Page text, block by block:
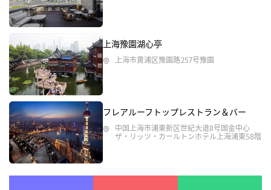
上海豫園湖心亭
上海市黄浦区豫園路257号豫園
フレアルーフトップレストラン＆バー
中国上海市浦東新区世紀大道8号国金中心
ザ・リッツ・カールトンホテル上海浦東58階